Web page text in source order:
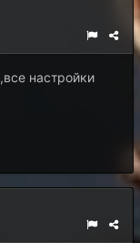
настройки